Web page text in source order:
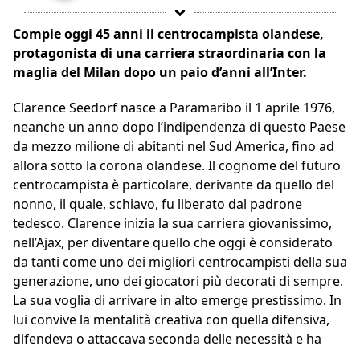
Compie oggi 45 anni il centrocampista olandese,
protagonista di una carriera straordinaria con la
maglia del Milan dopo un paio d’anni all’Inter.
Clarence Seedorf nasce a Paramaribo il 1 aprile 1976,
neanche un anno dopo l’indipendenza di questo Paese
da mezzo milione di abitanti nel Sud America, fino ad
allora sotto la corona olandese. Il cognome del futuro
centrocampista è particolare, derivante da quello del
nonno, il quale, schiavo, fu liberato dal padrone
tedesco. Clarence inizia la sua carriera giovanissimo,
nell’Ajax, per diventare quello che oggi è considerato
da tanti come uno dei migliori centrocampisti della sua
generazione, uno dei giocatori più decorati di sempre.
La sua voglia di arrivare in alto emerge prestissimo. In
lui convive la mentalità creativa con quella difensiva,
difendeva o attaccava seconda delle necessità e ha